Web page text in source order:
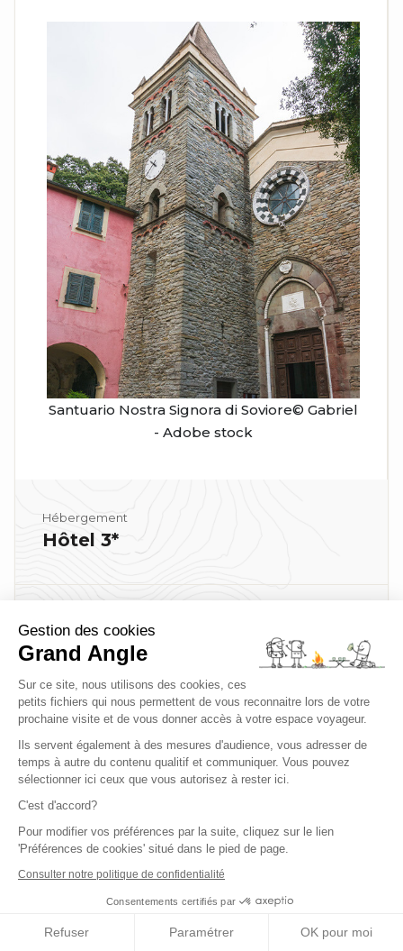
Gestion des cookies
Grand Angle
Sur ce site, nous utilisons des cookies, ces
petits fichiers qui nous permettent de vous reconnaitre lors de votre
prochaine visite et de vous donner accès à votre espace voyageur.
Ils servent également à des mesures d'audience, vous adresser de
temps à autre du contenu qualitif et communiquer. Vous pouvez
sélectionner ici ceux que vous autorisez à rester ici.
C'est d'accord?
Pour modifier vos préférences par la suite, cliquez sur le lien
'Préférences de cookies' situé dans le pied de page.
Consulter notre politique de confidentialité
Consentements certifiés par
Refuser Paramétrer OK pour moi
Santuario Nostra Signora di Soviore© Gabriel
- Adobe stock
Hébergement
Hôtel 3*
13,6 km
Heures de marche
5 h
Dénivelé +
500 m